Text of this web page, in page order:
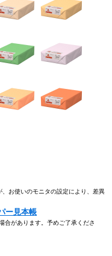
お使いのモニタの設定により、差異
ー見本帳
合があります。予めご了承くださ